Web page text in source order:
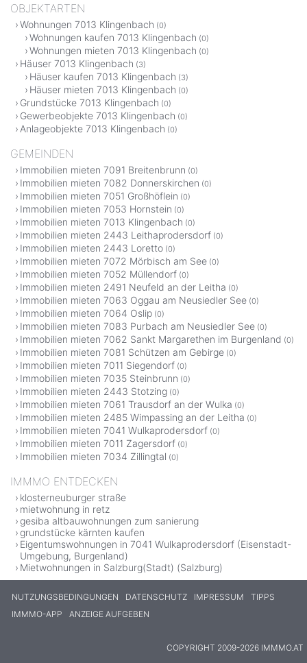
OBJEKTARTEN
Wohnungen 7013 Klingenbach (0)
Wohnungen kaufen 7013 Klingenbach (0)
Wohnungen mieten 7013 Klingenbach (0)
Häuser 7013 Klingenbach (3)
Häuser kaufen 7013 Klingenbach (3)
Häuser mieten 7013 Klingenbach (0)
Grundstücke 7013 Klingenbach (0)
Gewerbeobjekte 7013 Klingenbach (0)
Anlageobjekte 7013 Klingenbach (0)
GEMEINDEN
Immobilien mieten 7091 Breitenbrunn (0)
Immobilien mieten 7082 Donnerskirchen (0)
Immobilien mieten 7051 Großhöflein (0)
Immobilien mieten 7053 Hornstein (0)
Immobilien mieten 7013 Klingenbach (0)
Immobilien mieten 2443 Leithaprodersdorf (0)
Immobilien mieten 2443 Loretto (0)
Immobilien mieten 7072 Mörbisch am See (0)
Immobilien mieten 7052 Müllendorf (0)
Immobilien mieten 2491 Neufeld an der Leitha (0)
Immobilien mieten 7063 Oggau am Neusiedler See (0)
Immobilien mieten 7064 Oslip (0)
Immobilien mieten 7083 Purbach am Neusiedler See (0)
Immobilien mieten 7062 Sankt Margarethen im Burgenland (0)
Immobilien mieten 7081 Schützen am Gebirge (0)
Immobilien mieten 7011 Siegendorf (0)
Immobilien mieten 7035 Steinbrunn (0)
Immobilien mieten 2443 Stotzing (0)
Immobilien mieten 7061 Trausdorf an der Wulka (0)
Immobilien mieten 2485 Wimpassing an der Leitha (0)
Immobilien mieten 7041 Wulkaprodersdorf (0)
Immobilien mieten 7011 Zagersdorf (0)
Immobilien mieten 7034 Zillingtal (0)
IMMMO ENTDECKEN
klosterneuburger straße
mietwohnung in retz
gesiba altbauwohnungen zum sanierung
grundstücke kärnten kaufen
Eigentumswohnungen in 7041 Wulkaprodersdorf (Eisenstadt-
Umgebung, Burgenland)
Mietwohnungen in Salzburg(Stadt) (Salzburg)
NUTZUNGSBEDINGUNGEN DATENSCHUTZ IMPRESSUM
TIPPS
IMMMO-APP
ANZEIGE AUFGEBEN
COPYRIGHT 2009-2026 IMMMO.AT